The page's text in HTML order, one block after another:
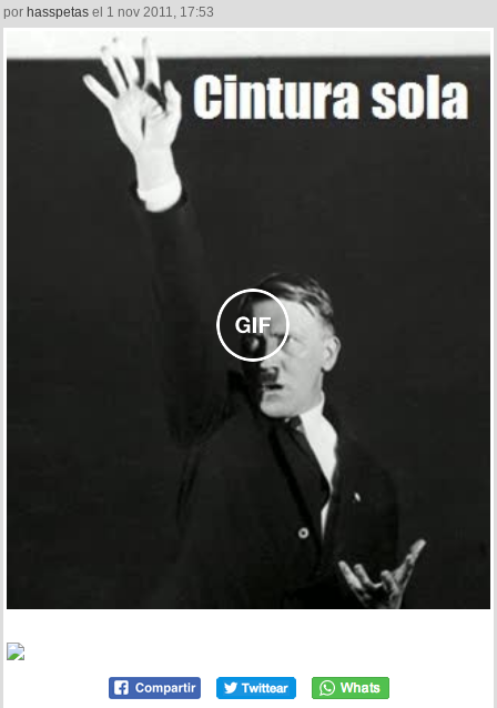
por hasspetas el 1 nov 2011, 17:53